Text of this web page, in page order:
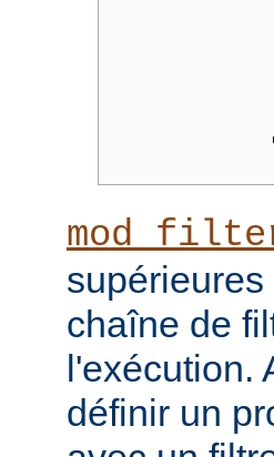
chaîne de
l'exécution.
définir un